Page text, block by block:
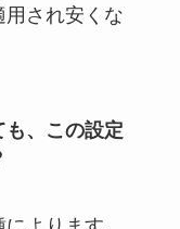
され安くな
も、この設定